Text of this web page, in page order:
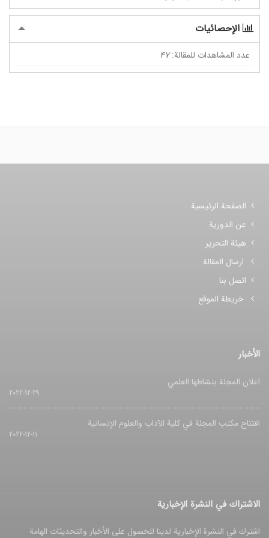
الإحصائيات
عدد المشاهدات للمقالة:47
الصفحة الرئيسية
عن الدورية
هيئة التحرير
ارسال المقالة
اتصل بنا
خريطة الموقع
الأخبار
اعلان المجلة بنشاطها العلمي
2022-12-29
افتتاح مکتب المجلة في کلیة الآداب والعلوم الإنسانیة
2022-12-11
الاشتراك في النشرة الإخبارية
اشترك في النشرة الإخبارية لدينا للحصول على الأخبار والتحديثات الهامة